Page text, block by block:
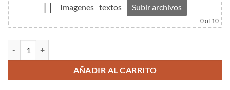
Imagenes textos Subir archivos
0of 10
AÑADIR AL CARRITO